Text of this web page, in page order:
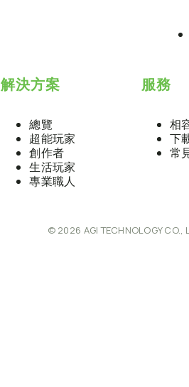
解決方案
總覽
超能玩家
創作者
生活玩家
專業職人
服務
相
下
常
© 2026 AGI TECHNOLOGY CO.,